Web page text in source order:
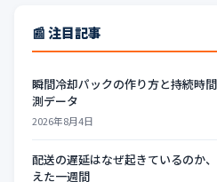
📰 注目記事
瞬間冷却パックの作り方と持続時
測データ
2026年8月4日
配送の遅延はなぜ起きているのか
えた一週間